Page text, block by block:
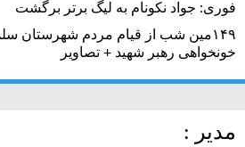
فوری: جواد نکونام به لیگ برتر برگشت
۱۴۹مین شب از قیام مردم شهرستان
خونخواهی رهبر شهید + تصاویر
مدیر :